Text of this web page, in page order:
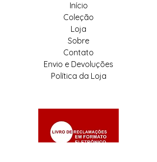
Início
Coleção
Loja
Sobre
Contato
Envio e Devoluções
Política da Loja